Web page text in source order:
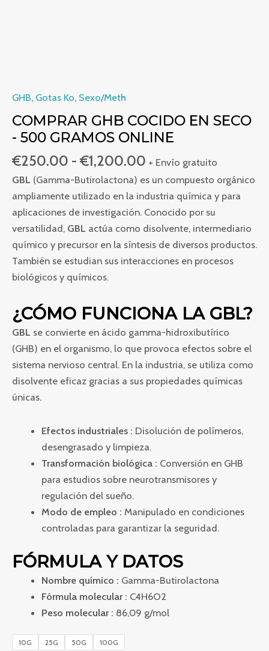
GHB, Gotas Ko, Sexo/Meth
COMPRAR GHB COCIDO EN SECO
- 500 GRAMOS ONLINE
€250.00 - €1,200.00 + Envío gratuito
GBL (Gamma-Butirolactona) es un compuesto orgánico
ampliamente utilizado en la industria química y para
aplicaciones de investigación. Conocido por su
versatilidad, GBL actúa como disolvente, intermediario
químico y precursor en la síntesis de diversos productos.
También se estudian sus interacciones en procesos
biológicos y químicos.
¿CÓMO FUNCIONA LA GBL?
GBL se convierte en ácido gamma-hidroxibutírico
(GHB) en el organismo, lo que provoca efectos sobre el
sistema nervioso central. En la industria, se utiliza como
disolvente eficaz gracias a sus propiedades químicas
únicas.
Efectos industriales : Disolución de polímeros,
desengrasado y limpieza.
Transformación biológica : Conversión en GHB
para estudios sobre neurotransmisores y
regulación del sueño.
Modo de empleo : Manipulado en condiciones
controladas para garantizar la seguridad.
FÓRMULA Y DATOS
Nombre químico : Gamma-Butirolactona
Fórmula molecular : C4H6O2
Peso molecular : 86,09 g/mol
10G 25G 50G 100G